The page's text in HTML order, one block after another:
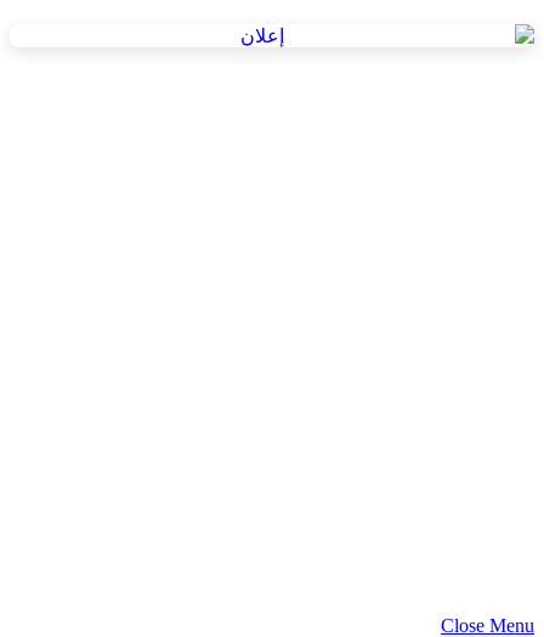
Close Menu